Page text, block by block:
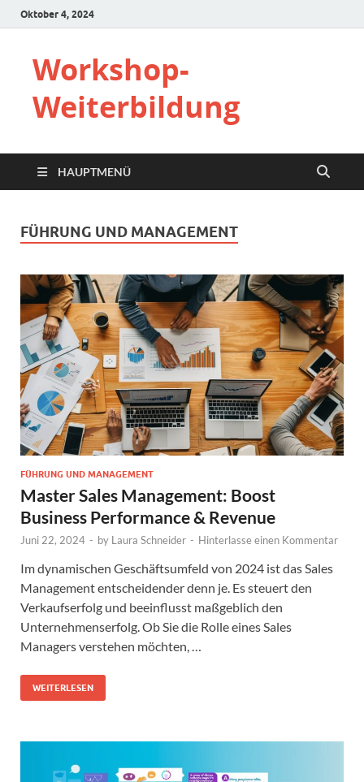
Oktober 4, 2024
Workshop-
Weiterbildung
HAUPTMENÜ
FÜHRUNG UND MANAGEMENT
FÜHRUNG UND MANAGEMENT
Master Sales Management: Boost
Business Performance & Revenue
Juni 22, 2024 - by Laura Schneider - Hinterlasse einen Kommentar
Im dynamischen Geschäftsumfeld von 2024 ist das Sales
Management entscheidender denn je. Es steuert den
Verkaufserfolg und beeinflusst maßgeblich den
Unternehmenserfolg. Ob Sie die Rolle eines Sales
Managers verstehen möchten, …
WEITERLESEN